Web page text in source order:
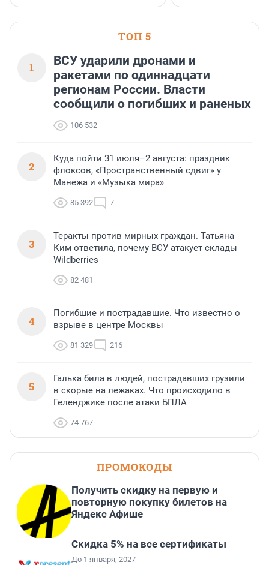
застройщик
области».
ТОП 5
1
ВСУ ударили дронами и
ракетами по одиннадцати
регионам России. Власти
сообщили о погибших и раненых
106 532
2
Куда пойти 31 июля–2 августа: праздник
флоксов, «Пространственный сдвиг» у
Манежа и «Музыка мира»
85 392 7
3
Теракты против мирных граждан. Татьяна
Ким ответила, почему ВСУ атакует склады
Wildberries
82 481
4
Погибшие и пострадавшие. Что известно о
взрыве в центре Москвы
81 329 216
5
Галька била в людей, пострадавших грузили
в скорые на лежаках. Что происходило в
Геленджике после атаки БПЛА
74 767
ПРОМОКОДЫ
Получить скидку на первую и
повторную покупку билетов на
Яндекс Афише
Скидка 5% на все сертификаты
До 1 января, 2027